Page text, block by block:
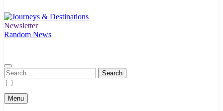
Journeys & Destinations
Best Travel Agency in Kuala Lumpur
Newsletter
Random News
Search
for:
Menu